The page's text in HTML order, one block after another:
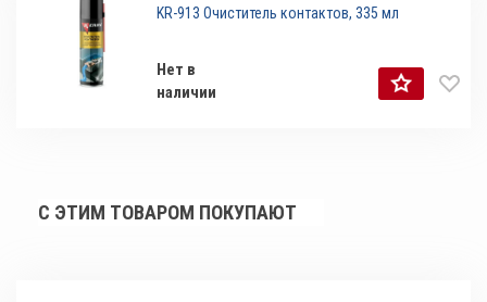
KR-913 Очиститель контактов, 335 мл
Нет в
наличии
С ЭТИМ ТОВАРОМ ПОКУПАЮТ